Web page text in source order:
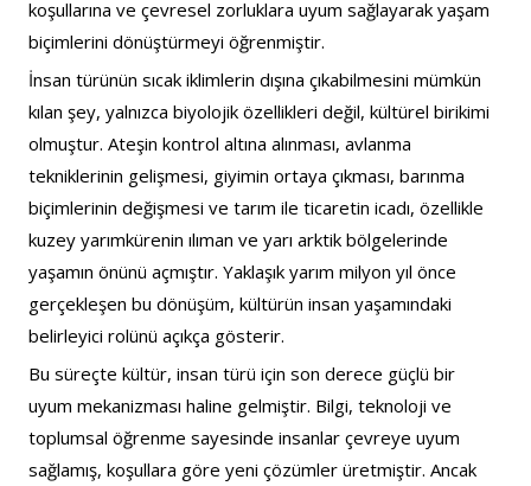
koşullarına ve çevresel zorluklara uyum sağlayarak yaşam
biçimlerini dönüştürmeyi öğrenmiştir.
İnsan türünün sıcak iklimlerin dışına çıkabilmesini mümkün
kılan şey, yalnızca biyolojik özellikleri değil, kültürel birikimi
olmuştur. Ateşin kontrol altına alınması, avlanma
tekniklerinin gelişmesi, giyimin ortaya çıkması, barınma
biçimlerinin değişmesi ve tarım ile ticaretin icadı, özellikle
kuzey yarımkürenin ılıman ve yarı arktik bölgelerinde
yaşamın önünü açmıştır. Yaklaşık yarım milyon yıl önce
gerçekleşen bu dönüşüm, kültürün insan yaşamındaki
belirleyici rolünü açıkça gösterir.
Bu süreçte kültür, insan türü için son derece güçlü bir
uyum mekanizması haline gelmiştir. Bilgi, teknoloji ve
toplumsal öğrenme sayesinde insanlar çevreye uyum
sağlamış, koşullara göre yeni çözümler üretmiştir. Ancak